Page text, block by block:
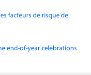
facteurs de risque de
end-of-year celebrations